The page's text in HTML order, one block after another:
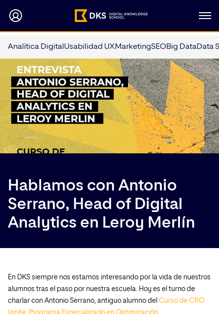
Analítica Digital Usabilidad UXMarketingSEOBig DataData
Hablamos con Antonio
Serrano, Head of Digital
Analytics en Leroy Merlín
En DKS siempre nos estamos interesando por la vida de nuestros
alumnos tras el paso por nuestra escuela. Hoy es el turno de
charlar con Antonio Serrano, antiguo alumno del Curso de CRO
Ignite: Programa Especializado en Optimización.